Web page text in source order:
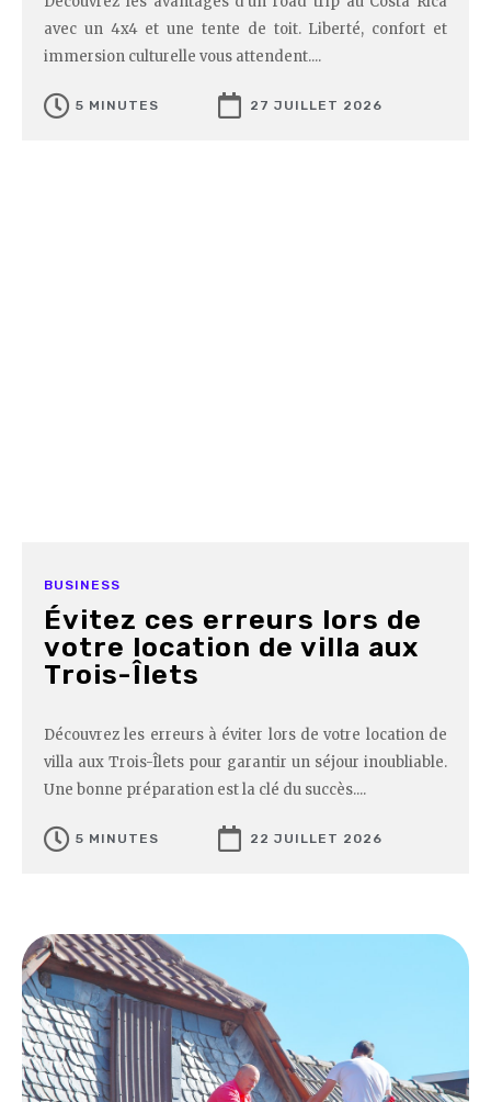
avec un 4x4 et une tente de toit. Liberté, confort et
immersion culturelle vous attendent....
5 MINUTES 27 JUILLET 2026
BUSINESS
Évitez ces erreurs lors de
votre location de villa aux
Trois-Îlets
Découvrez les erreurs à éviter lors de votre location de
villa aux Trois-Îlets pour garantir un séjour inoubliable.
Une bonne préparation est la clé du succès....
5 MINUTES 22 JUILLET 2026